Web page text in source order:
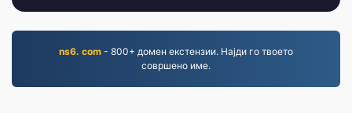
ns6. com - 800+ домен екстензии. Најди го твоето
совршено име.